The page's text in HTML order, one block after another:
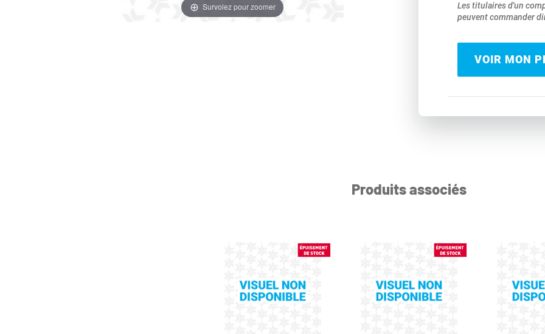
Survolez pour zoomer
Les titulaires d'un
peuvent commander
VOIR MON
Produits associés